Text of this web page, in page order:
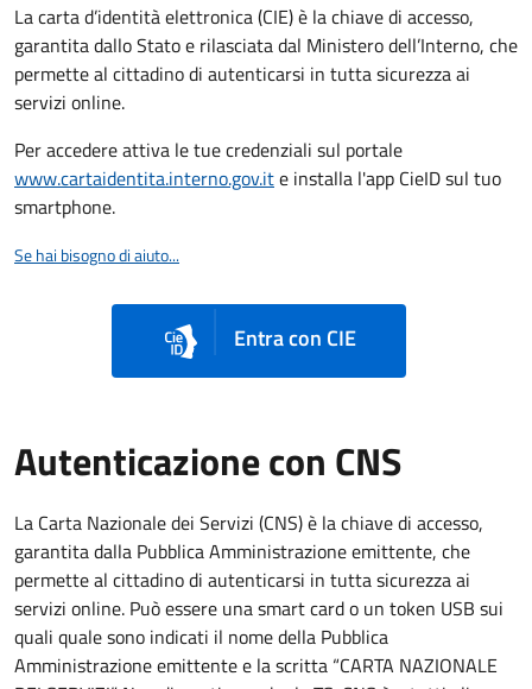
La carta d’identità elettronica (CIE) è la chiave di accesso,
garantita dallo Stato e rilasciata dal Ministero dell’Interno, che
permette al cittadino di autenticarsi in tutta sicurezza ai
servizi online.
Per accedere attiva le tue credenziali sul portale
www.cartaidentita.interno.gov.ite installa l'app CieID sul tuo
smartphone.
Se hai bisogno di aiuto...
Entra con CIE
Autenticazione con CNS
La Carta Nazionale dei Servizi (CNS) è la chiave di accesso,
garantita dalla Pubblica Amministrazione emittente, che
permette al cittadino di autenticarsi in tutta sicurezza ai
servizi online. Può essere una smart card o un token USB sui
quali quale sono indicati il nome della Pubblica
Amministrazione emittente e la scritta “CARTA NAZIONALE